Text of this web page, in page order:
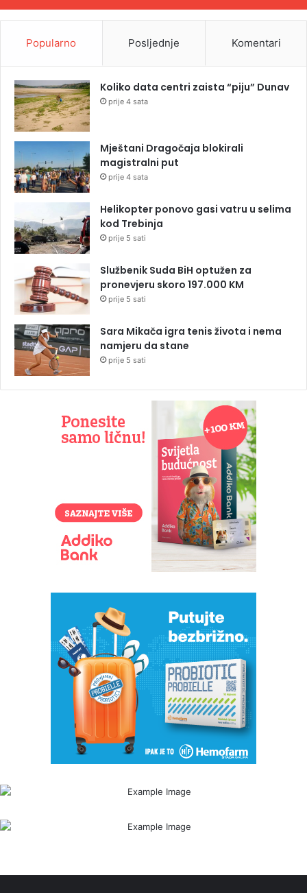
Popularno Posljednje Komentari
Koliko data centri zaista “piju” Dunav
prije 4 sata
Mještani Dragočaja blokirali
magistralni put
prije 4 sata
Helikopter ponovo gasi vatru u selima
kod Trebinja
prije 5 sati
Službenik Suda BiH optužen za
pronevjeru skoro 197.000 KM
prije 5 sati
Sara Mikača igra tenis života i nema
namjeru da stane
prije 5 sati